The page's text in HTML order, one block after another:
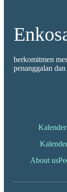
berkomitmen
penanggalan
About us